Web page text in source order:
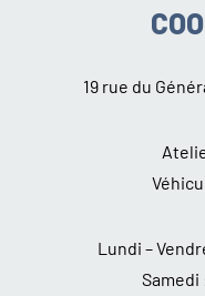
19 rue du
Lundi –
Samedi